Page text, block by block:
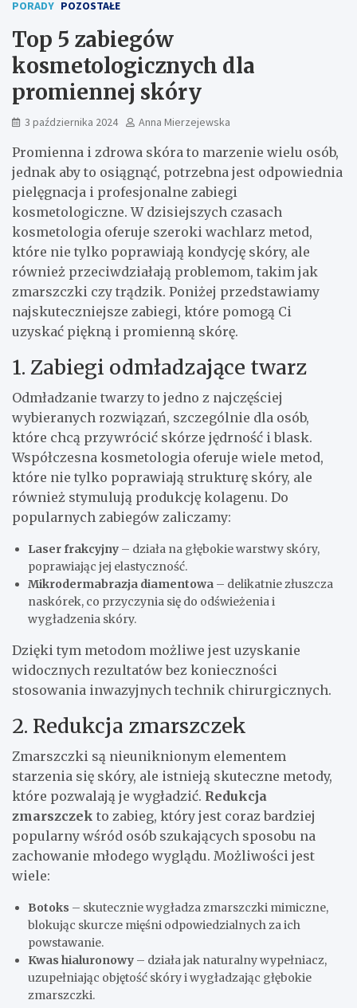
PORADY POZOSTAŁE
Top 5 zabiegów
kosmetologicznych dla
promiennej skóry
3 października 2024 Anna Mierzejewska
Promienna i zdrowa skóra to marzenie wielu osób,
jednak aby to osiągnąć, potrzebna jest odpowiednia
pielęgnacja i profesjonalne zabiegi
kosmetologiczne. W dzisiejszych czasach
kosmetologia oferuje szeroki wachlarz metod,
które nie tylko poprawiają kondycję skóry, ale
również przeciwdziałają problemom, takim jak
zmarszczki czy trądzik. Poniżej przedstawiamy
najskuteczniejsze zabiegi, które pomogą Ci
uzyskać piękną i promienną skórę.
1. Zabiegi odmładzające twarz
Odmładzanie twarzy to jedno z najczęściej
wybieranych rozwiązań, szczególnie dla osób,
które chcą przywrócić skórze jędrność i blask.
Współczesna kosmetologia oferuje wiele metod,
które nie tylko poprawiają strukturę skóry, ale
również stymulują produkcję kolagenu. Do
popularnych zabiegów zaliczamy:
Laser frakcyjny – działa na głębokie warstwy skóry,
poprawiając jej elastyczność.
Mikrodermabrazja diamentowa – delikatnie złuszcza
naskórek, co przyczynia się do odświeżenia i
wygładzenia skóry.
Dzięki tym metodom możliwe jest uzyskanie
widocznych rezultatów bez konieczności
stosowania inwazyjnych technik chirurgicznych.
2. Redukcja zmarszczek
Zmarszczki są nieuniknionym elementem
starzenia się skóry, ale istnieją skuteczne metody,
które pozwalają je wygładzić. Redukcja
zmarszczek to zabieg, który jest coraz bardziej
popularny wśród osób szukających sposobu na
zachowanie młodego wyglądu. Możliwości jest
wiele:
Botoks – skutecznie wygładza zmarszczki mimiczne,
blokując skurcze mięśni odpowiedzialnych za ich
powstawanie.
Kwas hialuronowy – działa jak naturalny wypełniacz,
uzupełniając objętość skóry i wygładzając głębokie
zmarszczki.